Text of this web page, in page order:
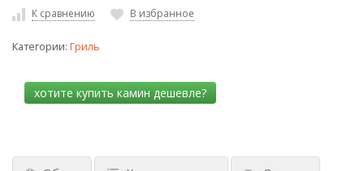
К сравнению В избранное
Категории: Гриль